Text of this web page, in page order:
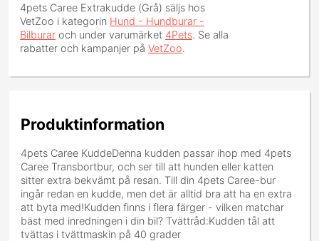
4pets Caree Extrakudde (Grå) säljs hos
VetZoo i kategorin Hund - Hundburar -
Bilburar och under varumärket 4Pets. Se alla
rabatter och kampanjer på VetZoo.
Produktinformation
4pets Caree KuddeDenna kudden passar ihop med 4pets
Caree Transbortbur, och ser till att hunden eller katten
sitter extra bekvämt på resan. Till din 4pets Caree-bur
ingår redan en kudde, men det är alltid bra att ha en extra
att byta med!Kudden finns i flera färger - vilken matchar
bäst med inredningen i din bil? Tvättråd:Kudden tål att
tvättas i tvättmaskin på 40 grader